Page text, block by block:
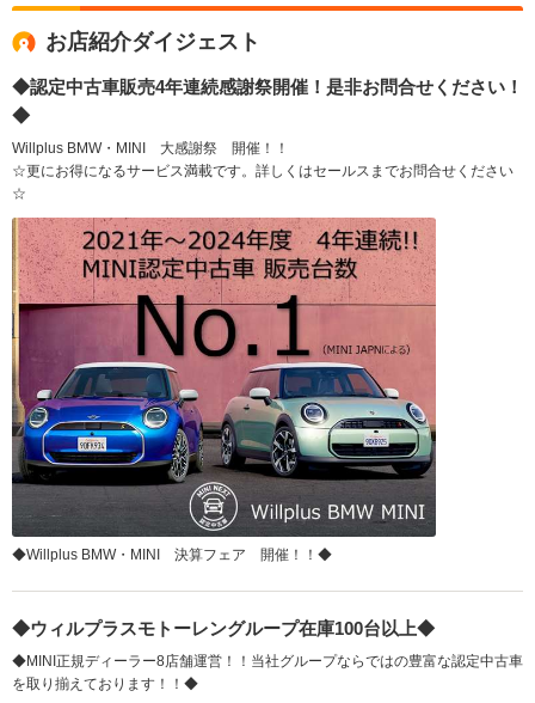
お店紹介ダイジェスト
◆認定中古車販売4年連続感謝祭開催！是非お問合せください！
◆
Willplus BMW・MINI 大感謝祭 開催！！
☆更にお得になるサービス満載です。詳しくはセールスまでお問合せください
☆
◆Willplus BMW・MINI 決算フェア 開催！！◆
◆ウィルプラスモトーレングループ在庫100台以上◆
◆MINI正規ディーラー8店舗運営！！当社グループならではの豊富な認定中古車
を取り揃えております！！◆